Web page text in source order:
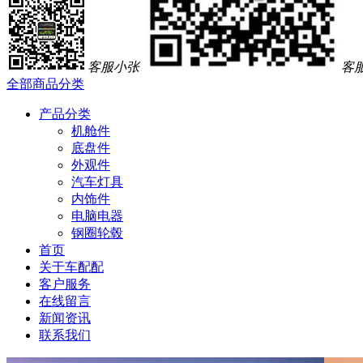
客服小张
客
全部商品分类
产品分类
机舱件
底盘件
外观件
汽车灯具
内饰件
电脑电器
钢圈轮毂
首页
关于车配配
客户服务
在线留言
新闻资讯
联系我们